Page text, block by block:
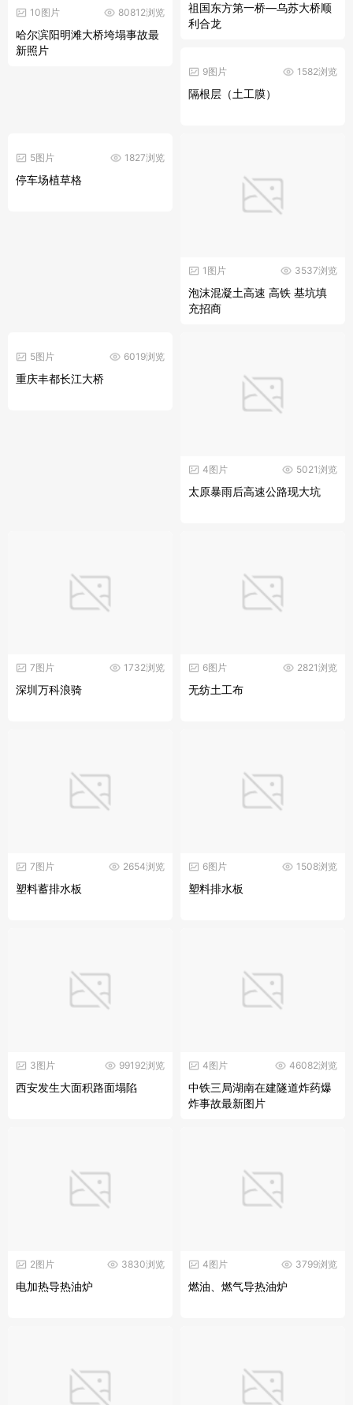
80812浏览
10图片
哈尔滨阳明滩大桥垮塌事故最
新照片
祖国东方第一桥—乌苏大桥顺
利合龙
1582浏览
9图片
隔根层（土工膜）
1827浏览
5图片
停车场植草格
3537浏览
1图片
泡沫混凝土高速 高铁 基坑填
充招商
6019浏览
5图片
重庆丰都长江大桥
5021浏览
4图片
太原暴雨后高速公路现大坑
1732浏览
7图片
深圳万科浪骑
2821浏览
6图片
无纺土工布
2654浏览
7图片
塑料蓄排水板
1508浏览
6图片
塑料排水板
99192浏览
3图片
西安发生大面积路面塌陷
46082浏览
4图片
中铁三局湖南在建隧道炸药爆
炸事故最新图片
3830浏览
2图片
电加热导热油炉
3799浏览
4图片
燃油、燃气导热油炉